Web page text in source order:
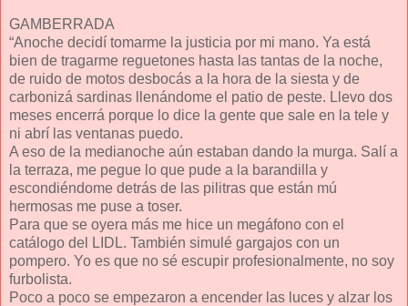
GAMBERRADA
“Anoche decidí tomarme la justicia por mi mano. Ya está
bien de tragarme reguetones hasta las tantas de la noche,
de ruido de motos desbocás a la hora de la siesta y de
carbonizá sardinas llenándome el patio de peste. Llevo dos
meses encerrá porque lo dice la gente que sale en la tele y
ni abrí las ventanas puedo.
A eso de la medianoche aún estaban dando la murga. Salí a
la terraza, me pegue lo que pude a la barandilla y
escondiéndome detrás de las pilitras que están mú
hermosas me puse a toser.
Para que se oyera más me hice un megáfono con el
catálogo del LIDL. También simulé gargajos con un
pompero. Yo es que no sé escupir profesionalmente, no soy
furbolista.
Poco a poco se empezaron a encender las luces y alzar los